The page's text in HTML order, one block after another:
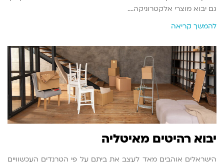
גם יבוא מוצרי אלקטרוניקה.…
להמשך קריאה
יבוא רהיטים מאיטליה
הישראלים אוהבים מאד לעצב את ביתם על פי הטרנדים העכשוויים